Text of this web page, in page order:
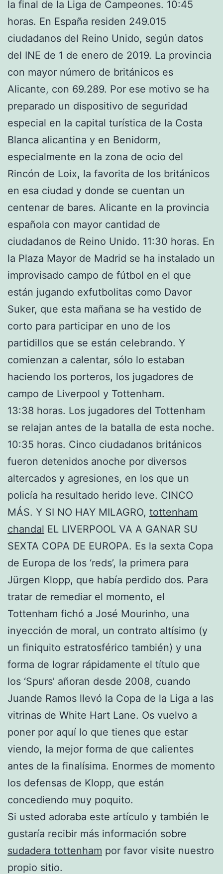
la final de la Liga de Campeones. 10:45
horas. En España residen 249.015
ciudadanos del Reino Unido, según datos
del INE de 1 de enero de 2019. La provincia
con mayor número de británicos es
Alicante, con 69.289. Por ese motivo se ha
preparado un dispositivo de seguridad
especial en la capital turística de la Costa
Blanca alicantina y en Benidorm,
especialmente en la zona de ocio del
Rincón de Loix, la favorita de los británicos
en esa ciudad y donde se cuentan un
centenar de bares. Alicante en la provincia
española con mayor cantidad de
ciudadanos de Reino Unido. 11:30 horas. En
la Plaza Mayor de Madrid se ha instalado un
improvisado campo de fútbol en el que
están jugando exfutbolitas como Davor
Suker, que esta mañana se ha vestido de
corto para participar en uno de los
partidillos que se están celebrando. Y
comienzan a calentar, sólo lo estaban
haciendo los porteros, los jugadores de
campo de Liverpool y Tottenham.
13:38 horas. Los jugadores del Tottenham
se relajan antes de la batalla de esta noche.
10:35 horas. Cinco ciudadanos británicos
fueron detenidos anoche por diversos
altercados y agresiones, en los que un
policía ha resultado herido leve. CINCO
MÁS. Y SI NO HAY MILAGRO, tottenham
chandal EL LIVERPOOL VA A GANAR SU
SEXTA COPA DE EUROPA. Es la sexta Copa
de Europa de los ‘reds’, la primera para
Jürgen Klopp, que había perdido dos. Para
tratar de remediar el momento, el
Tottenham fichó a José Mourinho, una
inyección de moral, un contrato altísimo (y
un finiquito estratosférico también) y una
forma de lograr rápidamente el título que
los ‘Spurs’ añoran desde 2008, cuando
Juande Ramos llevó la Copa de la Liga a las
vitrinas de White Hart Lane. Os vuelvo a
poner por aquí lo que tienes que estar
viendo, la mejor forma de que calientes
antes de la finalísima. Enormes de momento
los defensas de Klopp, que están
concediendo muy poquito.
Si usted adoraba este artículo y también le
gustaría recibir más información sobre
sudadera tottenham por favor visite nuestro
propio sitio.